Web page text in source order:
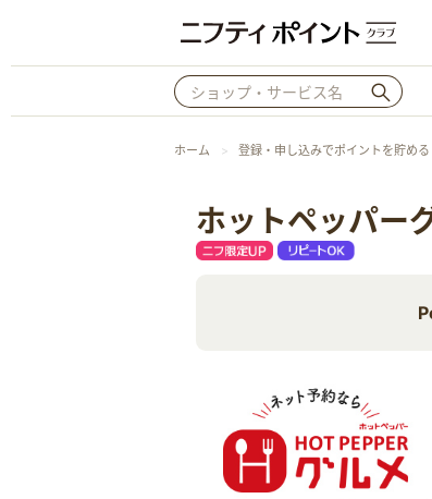
ホーム 登録・申し込みでポイントを貯める
ホットペッパー